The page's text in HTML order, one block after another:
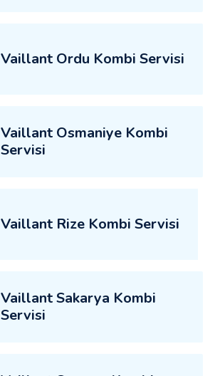
Vaillant Ordu Kombi Servisi
Vaillant Osmaniye Kombi
Servisi
Vaillant Rize Kombi Servisi
Vaillant Sakarya Kombi
Servisi